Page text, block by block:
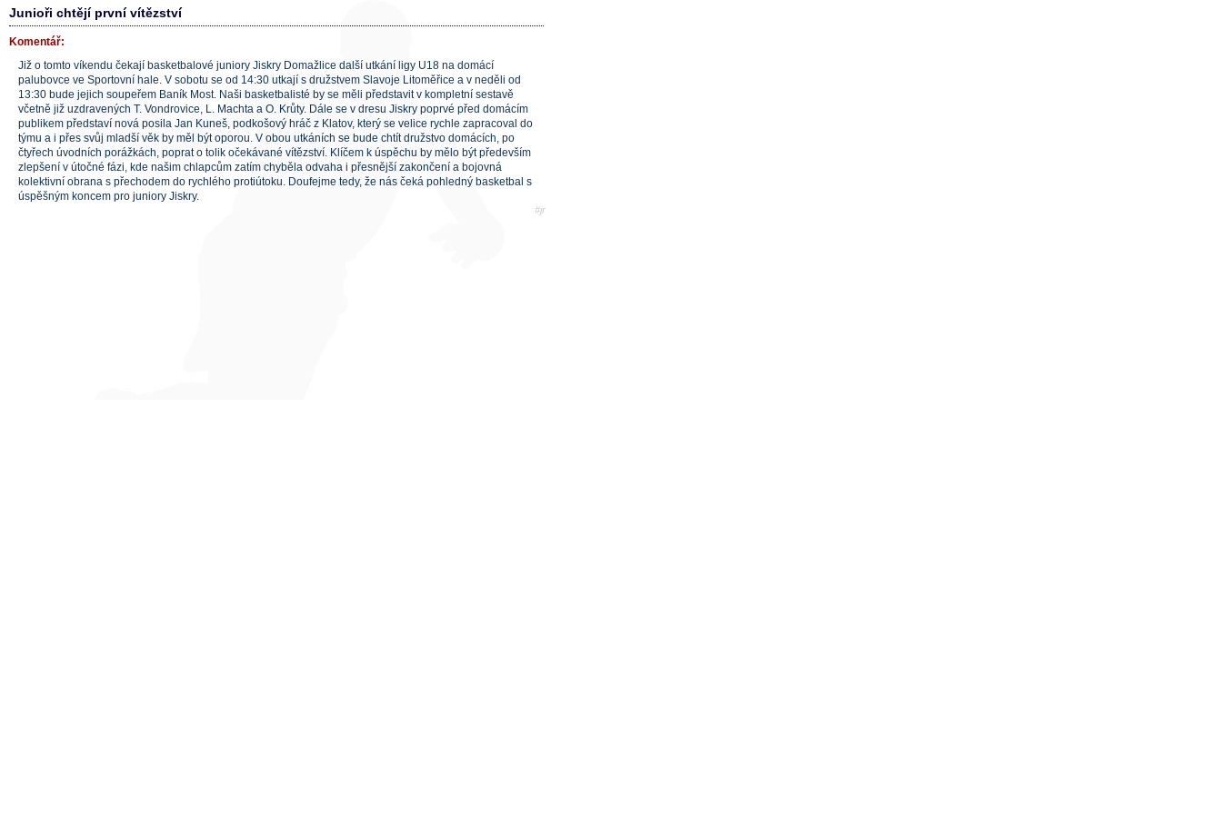
Junioři chtějí první vítězství
Komentář:
Již o tomto víkendu čekají basketbalové juniory Jiskry Domažlice další utkání ligy U18 na domácí
palubovce ve Sportovní hale. V sobotu se od 14:30 utkají s družstvem Slavoje Litoměřice a v neděli od
13:30 bude jejich soupeřem Baník Most. Naši basketbalisté by se měli představit v kompletní sestavě
včetně již uzdravených T. Vondrovice, L. Machta a O. Krůty. Dále se v dresu Jiskry poprvé před domácím
publikem představí nová posila Jan Kuneš, podkošový hráč z Klatov, který se velice rychle zapracoval do
týmu a i přes svůj mladší věk by měl být oporou. V obou utkáních se bude chtít družstvo domácích, po
čtyřech úvodních porážkách, poprat o tolik očekávané vítězství. Klíčem k úspěchu by mělo být především
zlepšení v útočné fázi, kde našim chlapcům zatím chyběla odvaha i přesnější zakončení a bojovná
kolektivní obrana s přechodem do rychlého protiútoku. Doufejme tedy, že nás čeká pohledný basketbal s
úspěšným koncem pro juniory Jiskry.
#jr